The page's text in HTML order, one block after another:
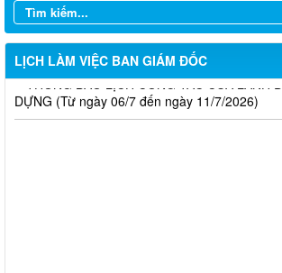
LỊCH LÀM VIỆC BAN GIÁM ĐỐC
THÔNG BÁO LỊCH CÔNG TÁC CỦA LÃNH
DỰNG (Từ ngày 20/7 đến ngày 25/7/2026)
THÔNG BÁO LỊCH CÔNG TÁC CỦA LÃNH
DỰNG (Từ ngày 06/7 đến ngày 11/7/2026)